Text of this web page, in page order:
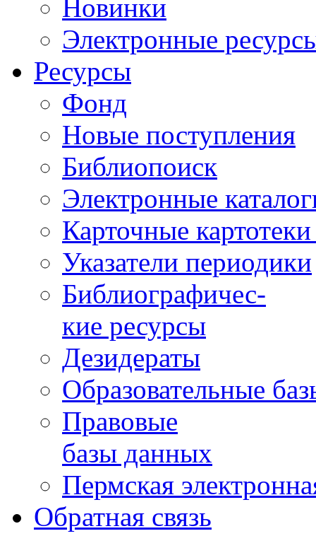
Новинки
Электронные
Ресурсы
Фонд
Новые поступления
Библиопоиск
Электронные
Карточные
Указатели периодики
Библиографичес-
кие ресурсы
Дезидераты
Образовательные
Правовые
базы данных
Пермская
Обратная связь